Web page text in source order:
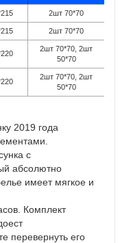
2шт 70*70
2шт 70*70
2шт 70*70, 2шт
50*70
2шт 70*70, 2шт
50*70
2019 года
с
абсолютно
имеет мягкое и
Комплект
перевернуть его